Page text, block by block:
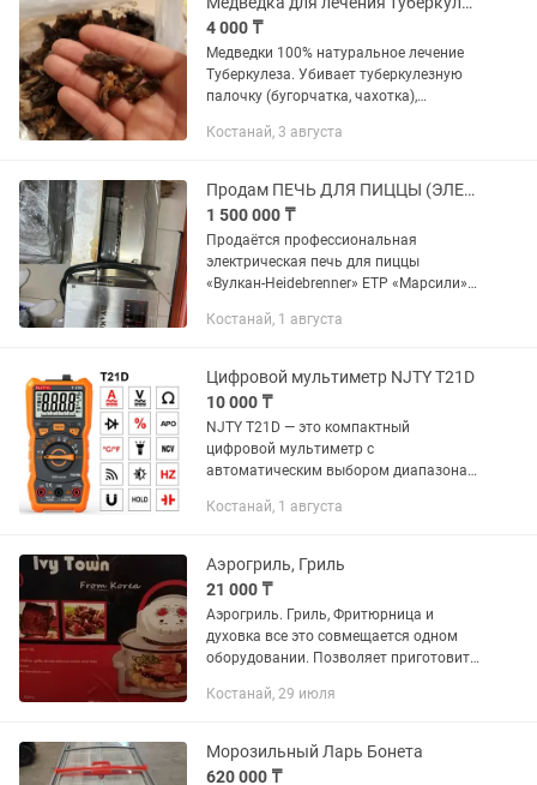
4 000 ₸
Медведки 100% натуральное лечение
Туберкулеза. Убивает туберкулезную
палочку (бугорчатка, чахотка),
бронхит, долговременный кашель,
Костанай, 3 августа
Продам ПЕЧЬ ДЛЯ ПИЦЦЫ (ЭЛЕКТРИЧЕСКАЯ)
1 500 000 ₸
Продаётся профессиональная
электрическая печь для пиццы
«Вулкан-Heidebrenner» ЕТР «Марсили»
кафе или фастфуда. Идеально для
Костанай, 1 августа
Цифровой мультиметр NJTY T21D
10 000 ₸
NJTY T21D — это компактный
цифровой мультиметр с
автоматическим выбором диапазона и
предназначенный для бытового и
использования. Прибор имеет 6000...
Костанай, 1 августа
Аэрогриль, Гриль
21 000 ₸
Аэрогриль. Гриль, Фритюрница и
духовка все это совмещается одном
оборудовании. Позволяет приготовить
пищи, при этом вкусной и без
Костанай, 29 июля
Морозильный Ларь Бонета
620 000 ₸